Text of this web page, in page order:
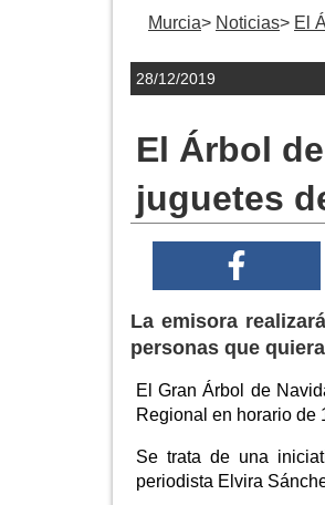
Murcia Noticias El
28/12/2019
El Árbol
juguetes
La emisora
personas que
El Gran Árbol de
Regional en horario de
Se trata de una
periodista Elvira